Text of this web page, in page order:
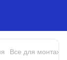
Все для монтажу